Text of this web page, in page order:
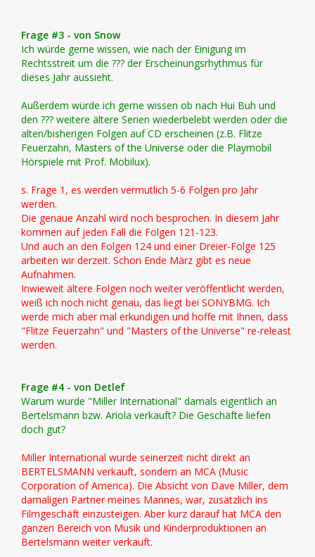
Frage #3 - von Snow
Ich würde gerne wissen, wie nach der Einigung im
Rechtsstreit um die ??? der Erscheinungsrhythmus für
dieses Jahr aussieht.
Außerdem würde ich gerne wissen ob nach Hui Buh und
den ??? weitere ältere Serien wiederbelebt werden oder die
alten/bisherigen Folgen auf CD erscheinen (z.B. Flitze
Feuerzahn, Masters of the Universe oder die Playmobil
Hörspiele mit Prof. Mobilux).
s. Frage 1, es werden vermutlich 5-6 Folgen pro Jahr
werden.
Die genaue Anzahl wird noch besprochen. In diesem Jahr
kommen auf jeden Fall die Folgen 121-123.
Und auch an den Folgen 124 und einer Dreier-Folge 125
arbeiten wir derzeit. Schon Ende März gibt es neue
Aufnahmen.
Inwieweit ältere Folgen noch weiter veröffentlicht werden,
weiß ich noch nicht genau, das liegt bei SONYBMG. Ich
werde mich aber mal erkundigen und hoffe mit Ihnen, dass
"Flitze Feuerzahn" und "Masters of the Universe" re-releast
werden.
Frage #4 - von Detlef
Warum wurde "Miller International" damals eigentlich an
Bertelsmann bzw. Ariola verkauft? Die Geschäfte liefen
doch gut?
Miller International wurde seinerzeit nicht direkt an
BERTELSMANN verkauft, sondern an MCA (Music
Corporation of America). Die Absicht von Dave Miller, dem
damaligen Partner meines Mannes, war, zusätzlich ins
Filmgeschäft einzusteigen. Aber kurz darauf hat MCA den
ganzen Bereich von Musik und Kinderproduktionen an
Bertelsmann weiter verkauft.